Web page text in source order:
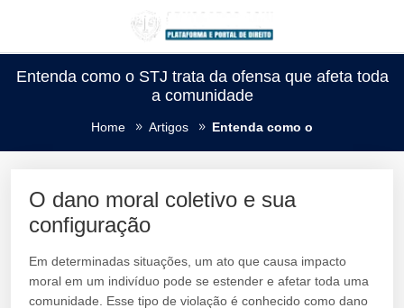
Entenda como o STJ trata da ofensa que afeta toda
a comunidade
Home Artigos Entenda como o
O dano moral coletivo e sua
configuração
Em determinadas situações, um ato que causa impacto
moral em um indivíduo pode se estender e afetar toda uma
comunidade. Esse tipo de violação é conhecido como dano